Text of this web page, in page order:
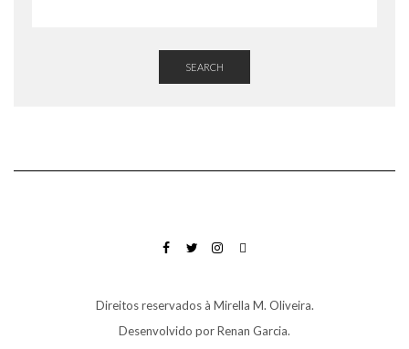
SEARCH
Direitos reservados à Mirella M. Oliveira.
Desenvolvido porRenan Garcia.